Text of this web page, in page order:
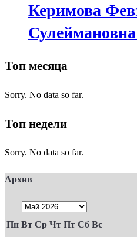
Керимова
Топ месяца
Sorry. No data so far.
Топ недели
Sorry. No data so far.
Архив
Пн Вт Ср Чт Пт Сб Вс